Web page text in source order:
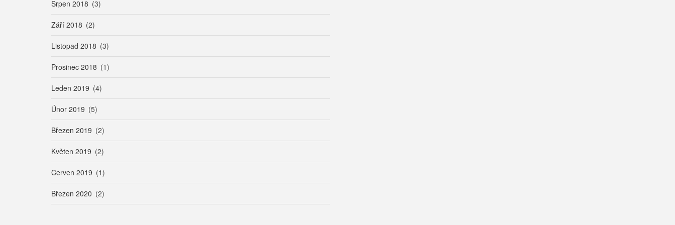
Srpen 2018 (3)
Září 2018 (2)
Listopad 2018 (3)
Prosinec 2018 (1)
Leden 2019 (4)
Únor 2019 (5)
Březen 2019 (2)
Květen 2019 (2)
Červen 2019 (1)
Březen 2020 (2)